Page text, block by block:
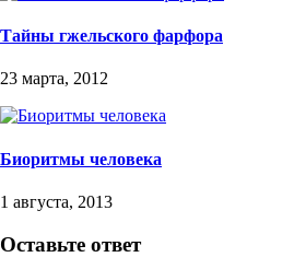
Тайны гжельского фарфора
23 марта, 2012
Биоритмы человека
1 августа, 2013
Оставьте ответ